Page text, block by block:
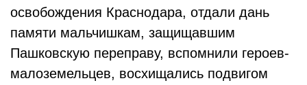
освобождения Краснодара, отдали дань
памяти мальчишкам, защищавшим
Пашковскую переправу, вспомнили героев-
малоземельцев, восхищались подвигом